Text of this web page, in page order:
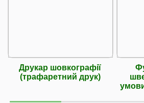
Друкар шовкографії
(трафаретний друк)